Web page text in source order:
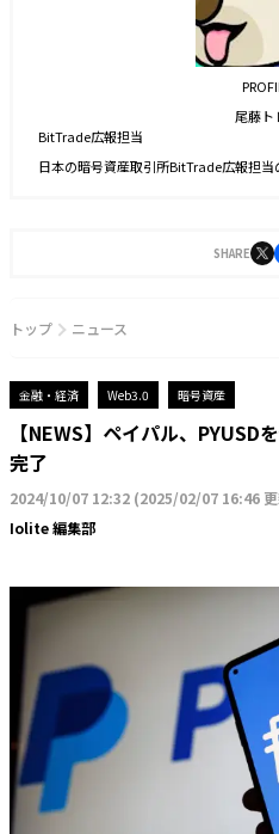
尾藤ト
BitTrade広報担当
日本の暗号資産取引所BitTrade広報担当
SHARE
トップ ニュース
金融・経済 Web3.0 暗号資産
【NEWS】ペイパル、PYUSD
完了
2024/10/07 12:32 (2025/02/07 16:46
Iolite 編集部